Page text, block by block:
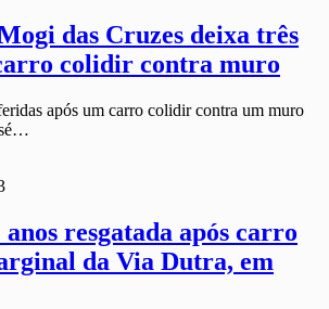
das Cruzes deixa três
colidir contra muro
após um carro colidir contra um muro
resgatada após carro
da Via Dutra, em